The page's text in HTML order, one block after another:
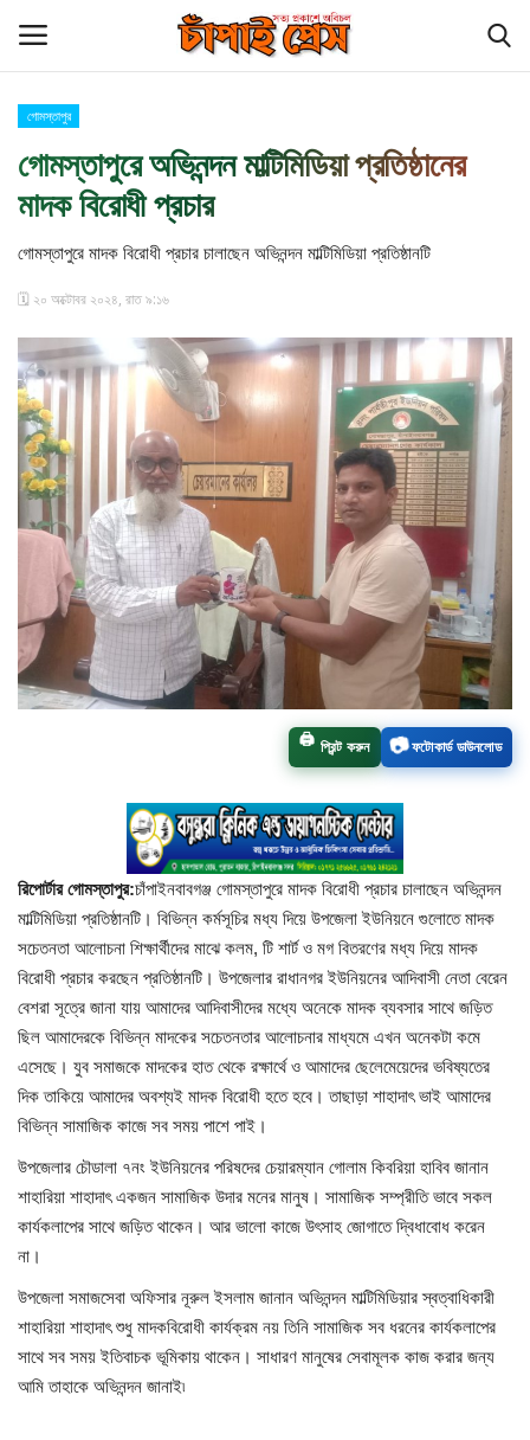
হোম
চাঁপাইনবাবগঞ্জ সীমান্ত
বিনোদন
চাঁপাই প্রেস পরিবার
কুমিল্লা
আমাদের সম্পর্কে
চাঁপাইনবাবগঞ্জ সদর
রাজশাহী বিভাগ
নাচোল
ভোলাহাট
রংপুর
চট্টগ্রাম
খাগড়াছড়ি
ব্রাহ্মণবাড়িয়া
পটুয়াখালী
জাতীয়
আন্তর্জাতিক
গোমস্তাপুর
গোমস্তাপুরে অভিনন্দন মাল্টিমিডিয়া প্রতিষ্ঠানের
মাদক বিরোধী প্রচার
গোমস্তাপুরে মাদক বিরোধী প্রচার চালাছেন অভিনন্দন মাল্টিমিডিয়া প্রতিষ্ঠানটি
🗓️ ২০ অক্টোবর ২০২৪, রাত ৯:১৬
🖨️ প্রিন্ট করুন 📷ফটোকার্ড ডাউনলোড
রিপোর্টার গোমস্তাপুর:চাঁপাইনবাবগঞ্জ গোমস্তাপুরে মাদক বিরোধী প্রচার চালাছেন অভিনন্দন
মাল্টিমিডিয়া প্রতিষ্ঠানটি। বিভিন্ন কর্মসূচির মধ্য দিয়ে উপজেলা ইউনিয়নে গুলোতে মাদক
সচেতনতা আলোচনা শিক্ষার্থীদের মাঝে কলম, টি শার্ট ও মগ বিতরণের মধ্য দিয়ে মাদক
বিরোধী প্রচার করছেন প্রতিষ্ঠানটি। উপজেলার রাধানগর ইউনিয়নের আদিবাসী নেতা বেরেন
বেশরা সূত্রে জানা যায় আমাদের আদিবাসীদের মধ্যে অনেকে মাদক ব্যবসার সাথে জড়িত
ছিল আমাদেরকে বিভিন্ন মাদকের সচেতনতার আলোচনার মাধ্যমে এখন অনেকটা কমে
এসেছে। যুব সমাজকে মাদকের হাত থেকে রক্ষার্থে ও আমাদের ছেলেমেয়েদের ভবিষ্যতের
দিক তাকিয়ে আমাদের অবশ্যই মাদক বিরোধী হতে হবে। তাছাড়া শাহাদাৎ ভাই আমাদের
বিভিন্ন সামাজিক কাজে সব সময় পাশে পাই।
উপজেলার চৌডালা ৭নং ইউনিয়নের পরিষদের চেয়ারম্যান গোলাম কিবরিয়া হাবিব জানান
শাহারিয়া শাহাদাৎ একজন সামাজিক উদার মনের মানুষ। সামাজিক সম্প্রীতি ভাবে সকল
কার্যকলাপের সাথে জড়িত থাকেন। আর ভালো কাজে উৎসাহ জোগাতে দ্বিধাবোধ করেন
না।
উপজেলা সমাজসেবা অফিসার নূরুল ইসলাম জানান অভিনন্দন মাল্টিমিডিয়ার স্বত্বাধিকারী
শাহারিয়া শাহাদাৎ শুধু মাদকবিরোধী কার্যক্রম নয় তিনি সামাজিক সব ধরনের কার্যকলাপের
সাথে সব সময় ইতিবাচক ভূমিকায় থাকেন। সাধারণ মানুষের সেবামূলক কাজ করার জন্য
আমি তাহাকে অভিনন্দন জানাই৷